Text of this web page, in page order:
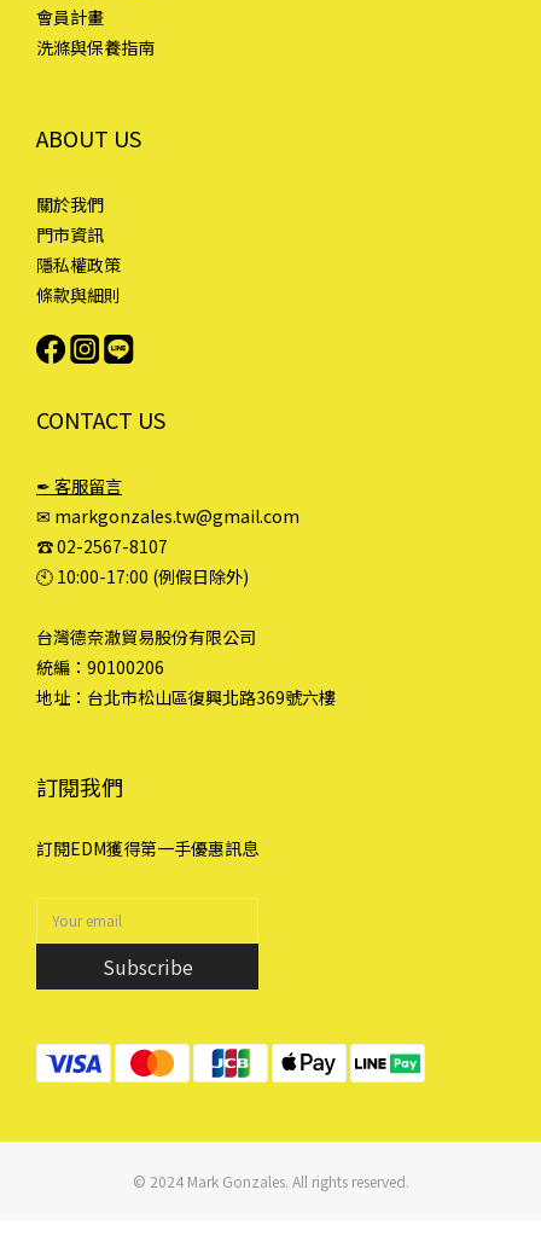
會員計畫
洗滌與保養指南
ABOUT US
關於我們
門市資訊
隱私權政策
條款與細則
CONTACT US
✒ 客服留言
✉ markgonzales.tw@gmail.com
☎︎ 02-2567-8107
🕙︎ 10:00-17:00 (例假日除外)
台灣德奈澈貿易股份有限公司
統編：90100206
地址：台北市松山區復興北路369號六樓
訂閱我們
訂閱EDM獲得第一手優惠訊息
Subscribe
© 2024 Mark Gonzales. All rights reserved.